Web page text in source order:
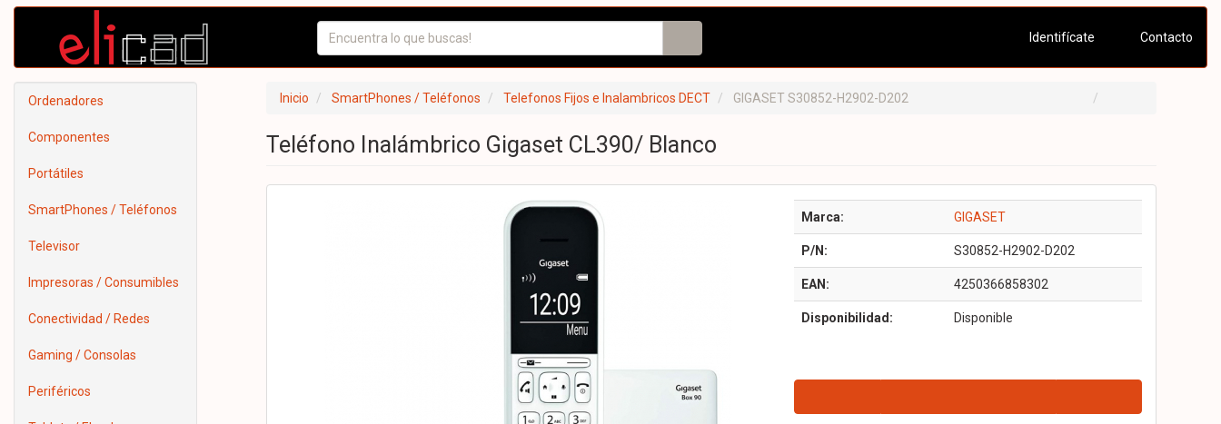
Identifícate Contacto
Ordenadores
Componentes
Portátiles
SmartPhones / Teléfonos
Televisor
Impresoras / Consumibles
Conectividad / Redes
Gaming / Consolas
Periféricos
Inicio SmartPhones / Teléfonos Telefonos Fijos e Inalambricos DECT GIGASET S30852-H2902-D202
Teléfono Inalámbrico Gigaset CL390/ Blanco
Marca: GIGASET
P/N: S30852-H2902-D202
EAN: 4250366858302
Disponibilidad: Disponible